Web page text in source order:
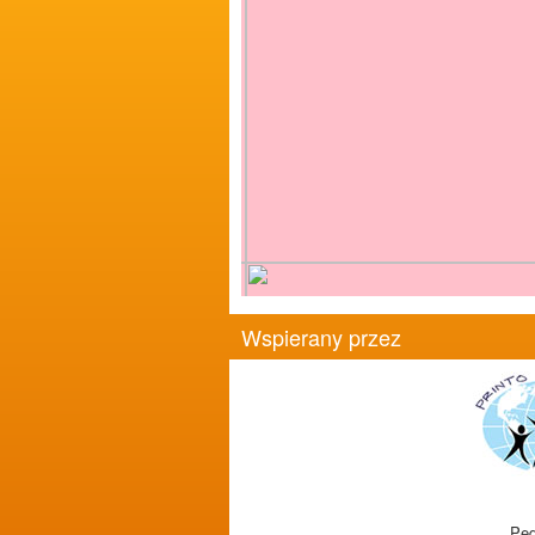
Wspierany przez